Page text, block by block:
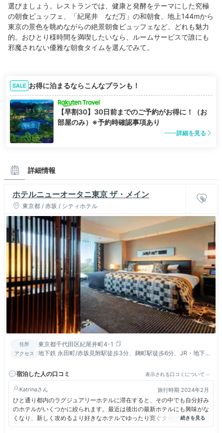
選びましょう。レストランでは、健康と発酵をテーマにした究極
の朝食ビュッフェ、「紀尾井 なだ万」の和朝食、地上144mから
東京の景色を眺めながらの絶景朝食ビュッフェなど、どれも魅力
的。おひとり様時間を満喫したいなら、ルームサービスで誰にも
邪魔されない優雅な朝食タイムを選んでみて。
SALE お得に泊まるならこんなプランも！
【早割30】30日前までのご予約がお得に！（お
部屋のみ）※予約時確認事項あり
詳細を見る
詳細情報
ホテルニューオータニ東京 ザ・メイン
東京都 / 赤坂 / シティホテル
住所 東京都千代田区紀尾井町4-1
アクセス
地下鉄 永田町/赤坂見附駅徒歩3分、麹町駅徒歩6分、JR・地下鉄
宿泊した人の口コミ
表示される口コミについて
Katrina 旅行時期 2024年2月
ひと通り都内のラグジュアリーホテルに滞在すると、その中でも自分好み
のホテルがいくつかに絞られます。最近は後出の最新ホテルにも興味がな
くなり、新しく攻めるより好きなホテルでゆったり寛ぐタイプになりまし
た。